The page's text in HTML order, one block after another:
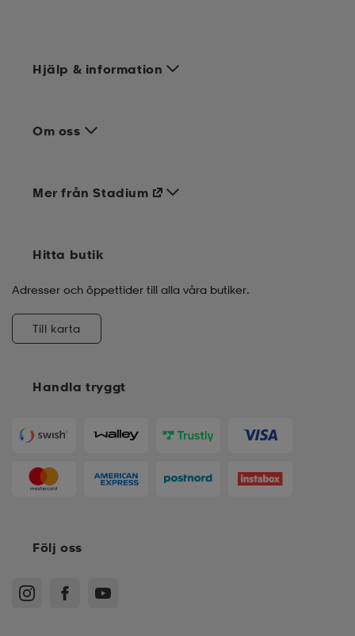
Hjälp & information
Om oss
Handla tryggt
Mer från Stadium
Hitta butik
Adresser och öppettider till alla våra butiker.
Till karta
Följ oss